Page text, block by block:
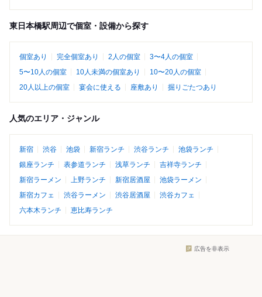
東日本橋駅周辺で個室・設備から探す
個室あり 完全個室あり 2人の個室
3〜4人の個室
5〜10人の個室
10人未満の個室あり
10〜20人の個室
20人以上の個室
宴会に使える 座敷あり 掘りごたつあり
人気のエリア・ジャンル
新宿 渋谷 池袋 新宿ランチ 渋谷ランチ
池袋ランチ
銀座ランチ
表参道ランチ 浅草ランチ
吉祥寺ランチ
新宿ラーメン
上野ランチ 新宿居酒屋
池袋ラーメン
新宿カフェ
渋谷ラーメン 渋谷居酒屋
渋谷カフェ
六本木ランチ
恵比寿ランチ
広告を非表示